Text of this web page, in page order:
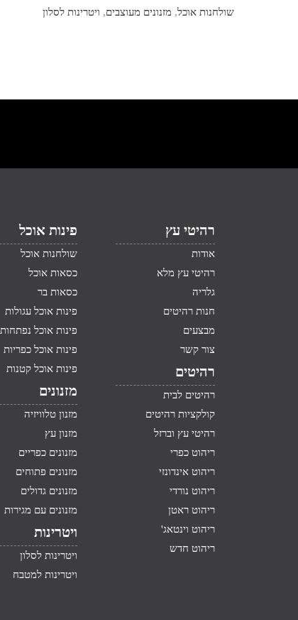
שולחנות אוכל, מזנונים מעוצבים, ויטרינות לסלון
רהיטי עץ
אודות
רהיטי עץ מלא
גלריה
חנות רהיטים
מבצעים
צור קשר
רהיטים
רהיטים לבית
קולקציות רהיטים
רהיטי עץ וברזל
ריהוט כפרי
ריהוט אינדונזי
ריהוט נורדי
ריהוט ראטן
ריהוט וינטאג'
ריהוט חדש
פינות אוכל
שולחנות אוכל
כסאות אוכל
כסאות בר
פינות אוכל עגולות
פינות אוכל נפתחות
פינות אוכל כפריות
פינות אוכל קטנות
מזנונים
מזנון טלוויזיה
מזנון עץ
מזנונים כפריים
מזנונים פתוחים
מזנונים גדולים
מזנונים עם מגירות
ויטרינות
ויטרינות לסלון
ויטרינות למטבח